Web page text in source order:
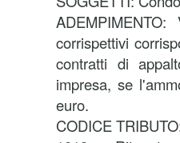
corrispettivi
contratti di
impresa, se
euro.
CODICE